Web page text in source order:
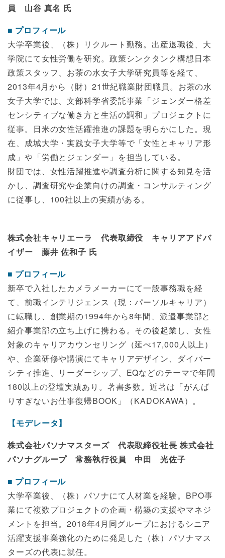
員 山谷 真名 氏
プロフィール
大学卒業後、（株）リクルート勤務。出産退職後、大
学院にて女性労働を研究。政策シンクタンク構想日本
政策スタッフ、お茶の水女子大学研究員等を経て、
2013年4月から（財）21世紀職業財団職員。お茶の水
女子大学では、文部科学省委託事業「ジェンダー格差
センシティブな働き方と生活の調和」プロジェクトに
従事。日米の女性活躍推進の課題を明らかにした。現
在、成城大学・実践女子大学等で「女性とキャリア形
成」や「労働とジェンダー」を担当している。
財団では、女性活躍推進や調査分析に関する知見を活
かし、調査研究や企業向けの調査・コンサルティング
に従事し、100社以上の実績がある。
株式会社キャリエーラ 代表取締役 キャリアアドバ
イザー 藤井 佐和子 氏
プロフィール
新卒で入社したカメラメーカーにて一般事務職を経
て、前職インテリジェンス（現：パーソルキャリア）
に転職し、創業期の1994年から8年間、派遣事業部と
紹介事業部の立ち上げに携わる。その後起業し、女性
対象のキャリアカウンセリング（延べ17,000人以上）
や、企業研修や講演にてキャリアデザイン、ダイバー
シティ推進、リーダーシップ、EQなどのテーマで年間
180以上の登壇実績あり。著書多数。近著は「がんば
りすぎないお仕事復帰BOOK」（KADOKAWA）。
【モデレータ】
株式会社パソナマスターズ 代表取締役社長 株式会社
パソナグループ 常務執行役員 中田 光佐子
プロフィール
大学卒業後、（株）パソナにて人材業を経験。BPO事
業にて複数プロジェクトの企画・構築の支援やマネジ
メントを担当。2018年4月同グループにおけるシニア
活躍支援事業強化のために発足した（株）パソナマス
ターズの代表に就任。